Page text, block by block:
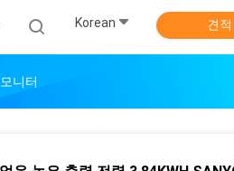
Korean 견
니터